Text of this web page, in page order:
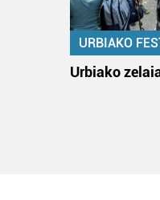
URBIAKO
Urbiako